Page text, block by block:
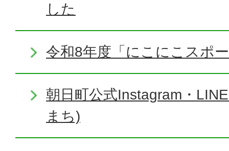
した
令和8年度「にこにこスポ
朝日町公式Instagram・
まち)